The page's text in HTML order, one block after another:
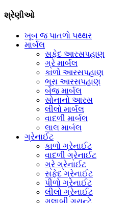
શ્રેણીઓ
ખૂબ જ પાતળો પથ્થર
માર્બલ
સફેદ આરસપહાણ
ગ્રે માર્બલ
કાળો આરસપહાણ
ભૂરા આરસપહાણ
બેજ માર્બલ
સોનાનો આરસ
લીલો માર્બલ
વાદળી માર્બલ
લાલ માર્બલ
ગ્રેનાઈટ
કાળો ગ્રેનાઈટ
વાદળી ગ્રેનાઈટ
ગ્રે ગ્રેનાઈટ
સફેદ ગ્રેનાઈટ
પીળો ગ્રેનાઈટ
લીલો ગ્રેનાઈટ
ગુલાબી ગ્રાન્ટે